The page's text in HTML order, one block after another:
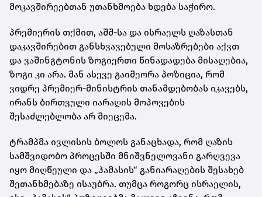
მოკავშირეებთან უთანხმოება ხდება საჭირო.
პრემიერის თქმით, აშშ-სა და ისრაელს ღაზასთან
დაკავშირებით განსხვავებული მოსაზრებები აქვთ
და ვაშინგტონის ზოგიერთი წინადადება მისაღებია,
ზოგი კი არა. მან ასევე გაიმეორა პოზიცია, რომ
ვიდრე პრემიერ-მინისტრის თანამდებობას იკავებს,
ირანს ბირთვული იარაღის მოპოვების
შესაძლებლობა არ მიეცემა.
ტრამპმა ივლისის ბოლოს განაცხადა, რომ ღაზის
სამშვიდობო პროცესში მნიშვნელოვანი გარღვევა
იყო მიღწეული და „ჰამასის“ განიარაღების შესახებ
შეთანხმებაზე ისაუბრა. თუმცა როგორც ისრაელის,